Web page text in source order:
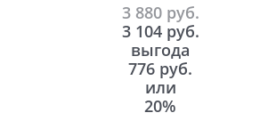
3 880 руб.
3 104 руб.
выгода
776 руб.
или
20%